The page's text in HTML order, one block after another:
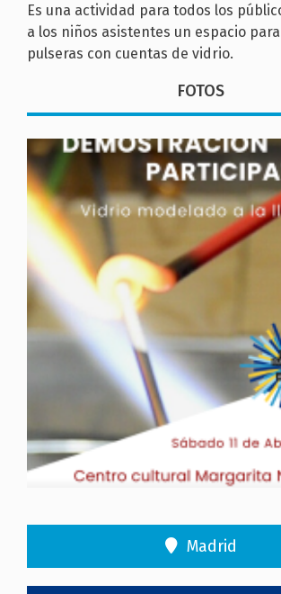
Es una actividad para todos los
a los niños asistentes un espacio
pulseras con cuentas de vidrio.
FOTOS
Madrid